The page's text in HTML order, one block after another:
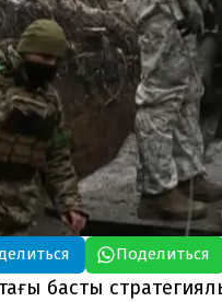
Поделиться
басты